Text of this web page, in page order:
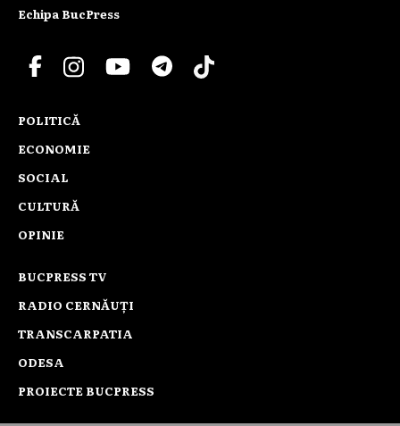
Echipa BucPress
POLITICĂ
ECONOMIE
SOCIAL
CULTURĂ
OPINIE
BUCPRESS TV
RADIO CERNĂUȚI
TRANSCARPATIA
ODESA
PROIECTE BUCPRESS